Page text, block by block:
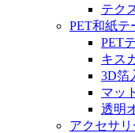
テク
PET和紙テ
PET
キス
3D箔
マッ
透明
アクセサリ